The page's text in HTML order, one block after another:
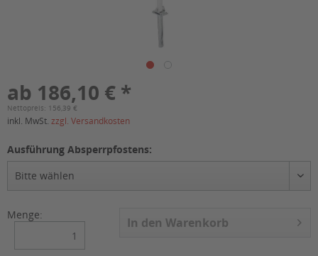
ab 186,10 € *
Nettopreis: 156,39 €
inkl. MwSt. zzgl. Versandkosten
Ausführung Absperrpfostens:
Menge:
In den Warenkorb